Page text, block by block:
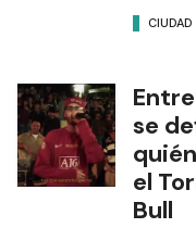
CIUDAD
se
el
Bull